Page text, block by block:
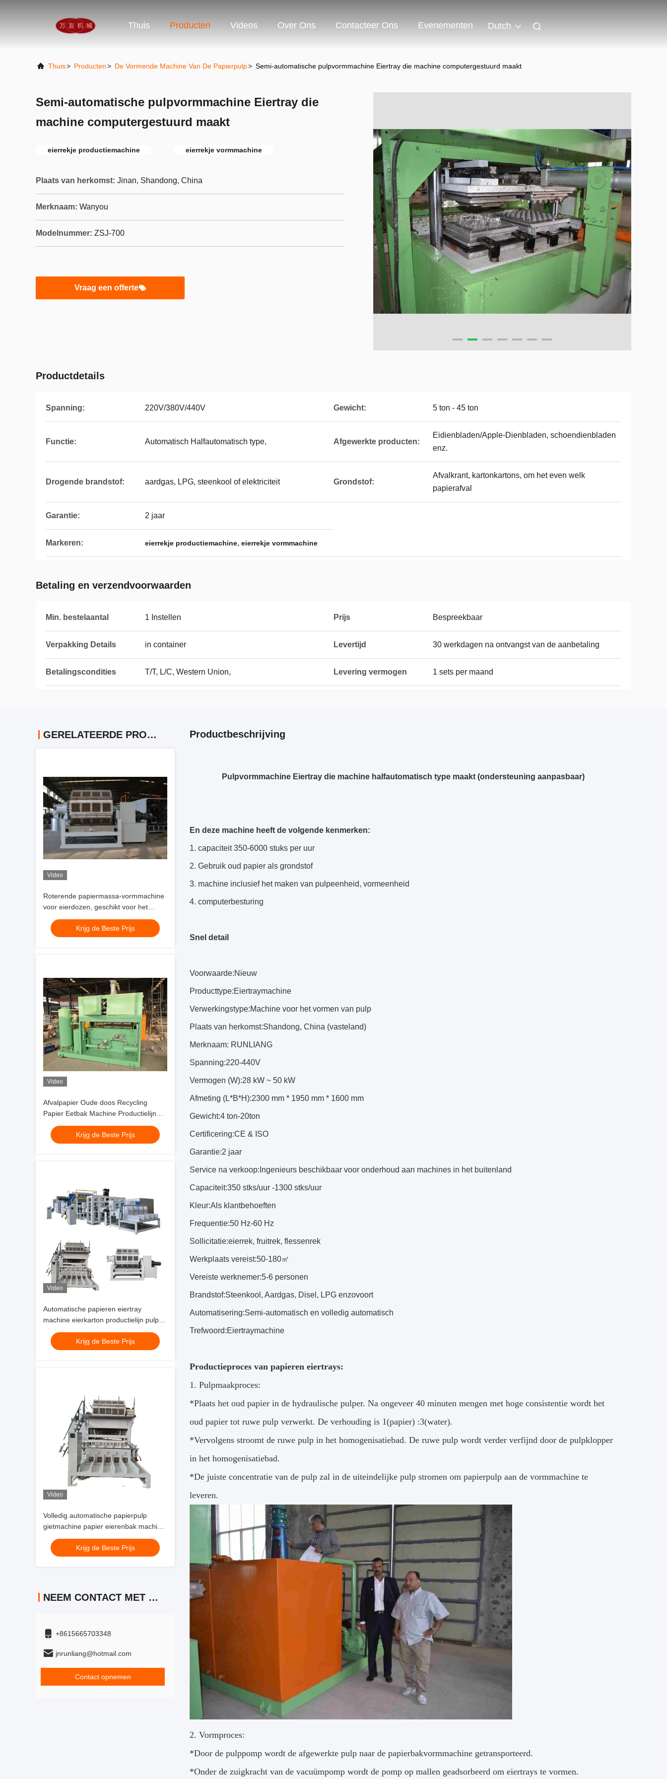
Thuis Producten Videos Over Ons Contacteer Ons Evenementen Dutch
Thuis> Producten> De Vormende Machine Van De Papierpulp> Semi-automatische pulpvormmachine Eiertray die machine computergestuurd maakt
Semi-automatische pulpvormmachine Eiertray die
machine computergestuurd maakt
eierrekje productiemachine eierrekje vormmachine
Plaats van herkomst: Jinan, Shandong, China
Merknaam: Wanyou
Modelnummer: ZSJ-700
Vraag een offerte
Productdetails
Spanning: 220V/380V/440V Gewicht: 5 ton - 45 ton
Functie: Automatisch Halfautomatisch type, Afgewerkte producten:
Eidienbladen/Apple-Dienbladen, schoendienbladen
enz.
Drogende brandstof: aardgas, LPG, steenkool of elektriciteit Grondstof:
Afvalkrant, kartonkartons, om het even welk
papierafval
Garantie: 2 jaar
Markeren: eierrekje productiemachine, eierrekje vormmachine
Betaling en verzendvoorwaarden
Min. bestelaantal 1 Instellen Prijs Bespreekbaar
Verpakking Details in container Levertijd 30 werkdagen na ontvangst van de aanbetaling
Betalingscondities T/T, L/C, Western Union, Levering vermogen 1 sets per maand
GERELATEERDE PRODUCTEN
Video
Roterende papiermassa-vormmachine
voor eierdozen, geschikt voor het
produceren van eierdozen uit oud
papier met geavanceerde
vormtechnologie
Krijg de Beste Prijs
Video
Afvalpapier Oude doos Recycling
Papier Eetbak Machine Productielijn
Pulp Molding Fruit Tray Molding Eetbak
Maker PrijsKrijg de Beste Prijs
Video
Automatische papieren eiertray
machine eierkarton productielijn pulp
gietmachine prijs PLC bestuurd
Krijg de Beste Prijs
Video
Volledig automatische papierpulp
gietmachine papier eierenbak machine
Productielijn PLC gecontroleerd Grote
capaciteit 5 * 8 Vormen Rotatievorming
Krijg de Beste Prijs
NEEM CONTACT MET ONS OP
+8615665703348
jnrunliang@hotmail.com
Contact opnemen
Productbeschrijving
Pulpvormmachine Eiertray die machine halfautomatisch type maakt (ondersteuning aanpasbaar)
En deze machine heeft de volgende kenmerken:
1. capaciteit 350-6000 stuks per uur
2. Gebruik oud papier als grondstof
3. machine inclusief het maken van pulpeenheid, vormeenheid
4. computerbesturing
Snel detail
Voorwaarde:Nieuw
Producttype:Eiertraymachine
Verwerkingstype:Machine voor het vormen van pulp
Plaats van herkomst:Shandong, China (vasteland)
Merknaam: RUNLIANG
Spanning:220-440V
Vermogen (W):28 kW ~ 50 kW
Afmeting (L*B*H):2300 mm * 1950 mm * 1600 mm
Gewicht:4 ton-20ton
Certificering:CE & ISO
Garantie:2 jaar
Service na verkoop: Ingenieurs beschikbaar voor onderhoud aan machines in het buitenland
Capaciteit:350 stks/uur -1300 stks/uur
Kleur:Als klantbehoeften
Frequentie:50 Hz-60 Hz
Sollicitatie:eierrek, fruitrek, flessenrek
Werkplaats vereist:50-180㎡
Vereiste werknemer:5-6 personen
Brandstof:Steenkool, Aardgas, Disel, LPG enzovoort
Automatisering:Semi-automatisch en volledig automatisch
Trefwoord:Eiertraymachine
Productieproces van papieren eiertrays:
1. Pulpmaakproces:
*Plaats het oud papier in de hydraulische pulper. Na ongeveer 40 minuten mengen met hoge consistentie wordt het
oud papier tot ruwe pulp verwerkt. De verhouding is 1(papier) :3(water).
*Vervolgens stroomt de ruwe pulp in het homogenisatiebad. De ruwe pulp wordt verder verfijnd door de pulpklopper
in het homogenisatiebad.
*De juiste concentratie van de pulp zal in de uiteindelijke pulp stromen om papierpulp aan de vormmachine te
leveren.
2. Vormproces:
*Door de pulppomp wordt de afgewerkte pulp naar de papierbakvormmachine getransporteerd.
*Onder de zuigkracht van de vacuümpomp wordt de pomp op mallen geadsorbeerd om eiertrays te vormen.